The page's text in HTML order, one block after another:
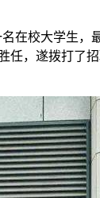
在校大学生
，遂拨打了